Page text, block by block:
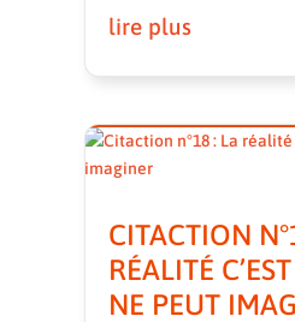
lire plus
CITACTION
RÉALITÉ
NE PEUT